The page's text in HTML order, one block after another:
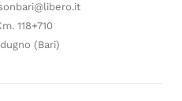
118+710
(Bari)